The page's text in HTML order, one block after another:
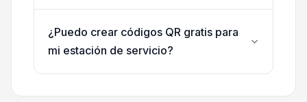
¿Puedo crear códigos QR gratis para
mi estación de servicio?